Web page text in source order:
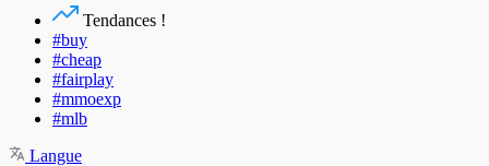
Tendances !
#buy
#cheap
#fairplay
#mmoexp
#mlb
Langue